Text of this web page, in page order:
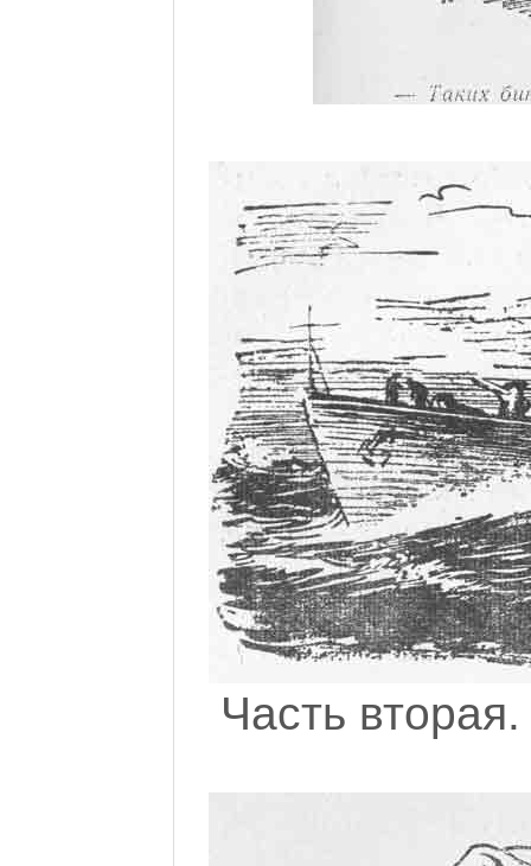
Часть